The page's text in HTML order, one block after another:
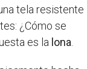
tela resistente
¿Cómo se
es la lona